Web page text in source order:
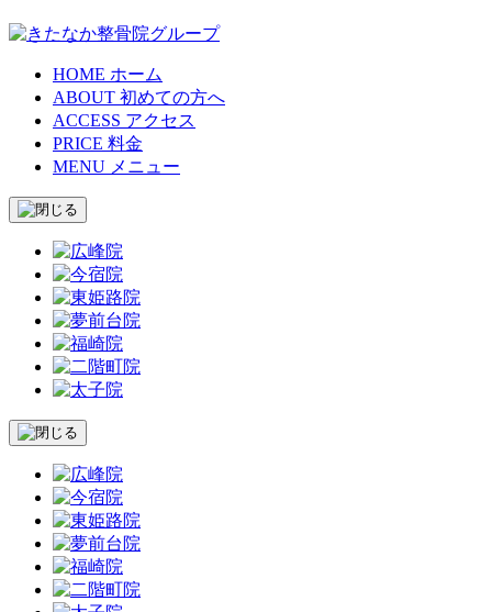
HOME ホーム
ABOUT 初めての方へ
ACCESS アクセス
PRICE 料金
MENU メニュー